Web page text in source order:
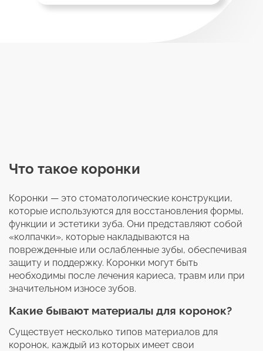
Что такое коронки
Коронки — это стоматологические конструкции,
которые используются для восстановления формы,
функции и эстетики зуба. Они представляют собой
«колпачки», которые накладываются на
поврежденные или ослабленные зубы, обеспечивая
защиту и поддержку. Коронки могут быть
необходимы после лечения кариеса, травм или при
значительном износе зубов.
Какие бывают материалы для коронок?
Существует несколько типов материалов для
коронок, каждый из которых имеет свои